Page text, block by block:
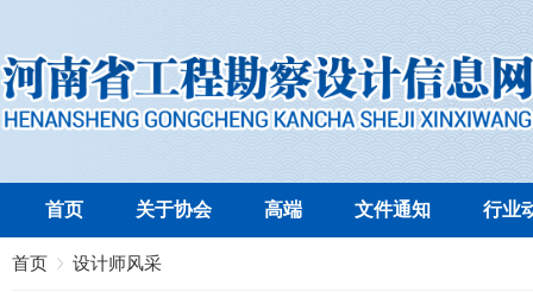
首页 关于协会 高端 文件通知 行业
首页 设计师风采